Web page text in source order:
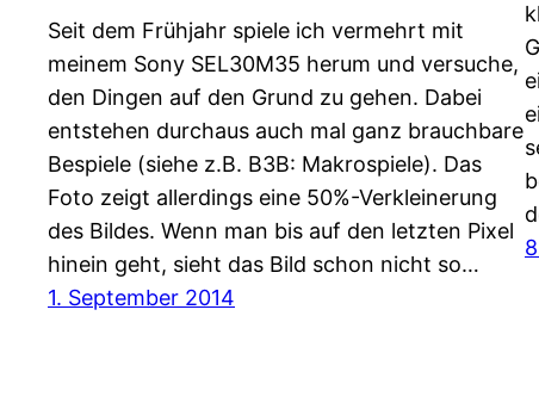
Seit dem Frühjahr spiele ich vermehrt mit
meinem Sony SEL30M35 herum und versuche,
den Dingen auf den Grund zu gehen. Dabei
entstehen durchaus auch mal ganz brauchbare
Bespiele (siehe z.B. B3B: Makrospiele). Das
Foto zeigt allerdings eine 50%-Verkleinerung
des Bildes. Wenn man bis auf den letzten Pixel
hinein geht, sieht das Bild schon nicht so…
1. September 2014